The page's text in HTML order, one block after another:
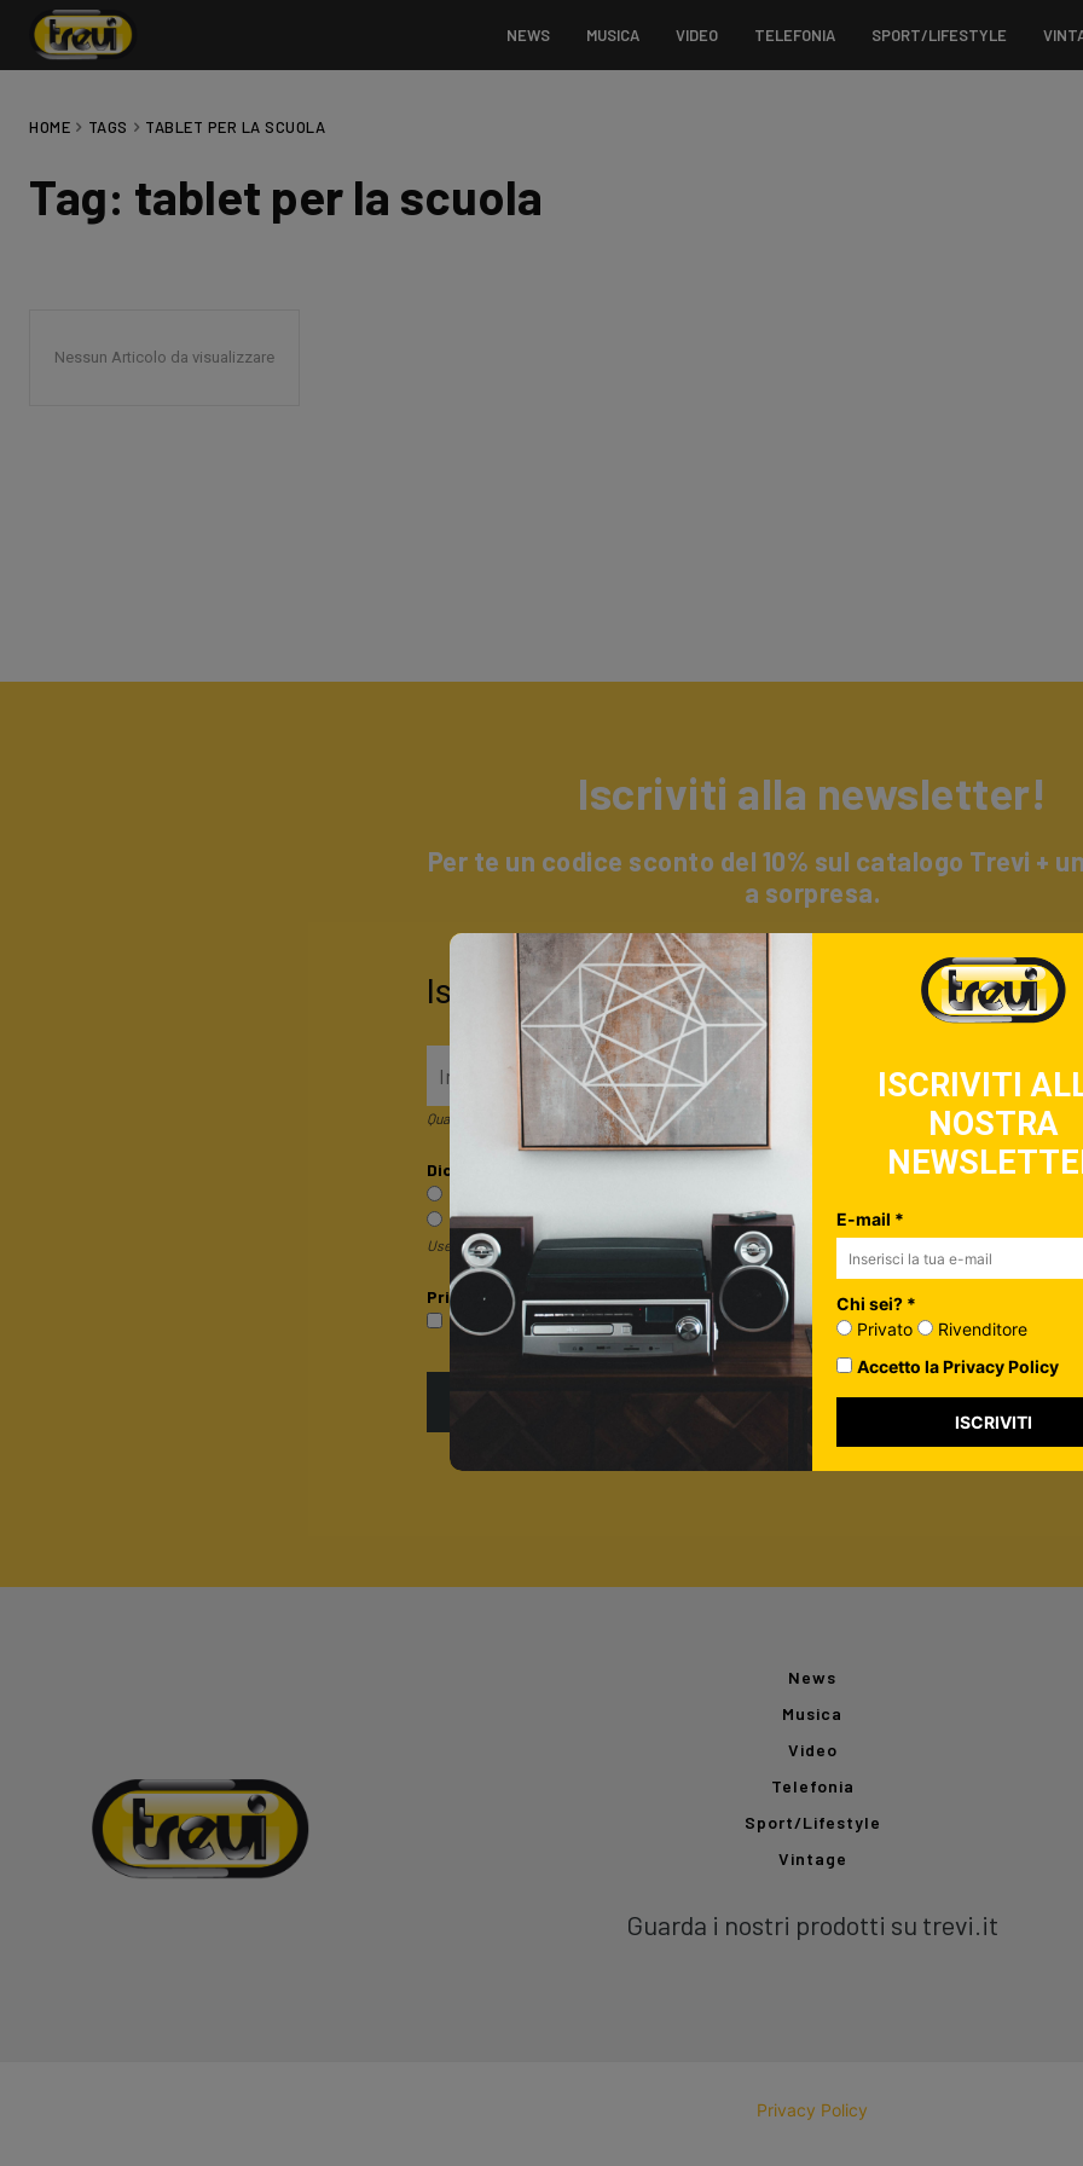
NEWS MUSICA VIDEO TELEFONIA SPORT/LIFESTYLE
HOME TAGS TABLET PER LA SCUOLA
Tag: tablet per la scuola
Nessun Articolo da visualizzare
Iscriviti alla newsletter!
Per te un codice sconto del 10% sul catalogo Trevi +
a sorpresa.
Iscriviti alla nostra newsletter
Quando invii il modulo, controlla la tua inbox per confermare l'iscrizione
Dicci qualcosa in più su di te*
Sono un rivenditore
Useremo questa informazione per personalizzare i contenuti che ti invieremo.
Privacy*
Accetto la Privacy Policy
ISCRIVITI
News
Musica
Video
Telefonia
Sport/Lifestyle
Vintage
Guarda i nostri prodotti su trevi.it
Privacy Policy
ISCRIVITI
NOSTRA
E-mail *
Chi sei? *
Privato
Rivenditore
Accetto la Privacy Policy
ISCRIVITI